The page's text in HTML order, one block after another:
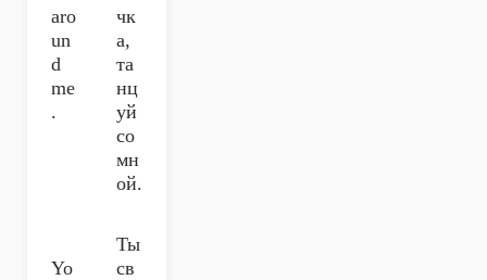
aro
un
d
me
.
чк
а,
та
нц
уй
со
мн
ой.
Yo
Ты
св